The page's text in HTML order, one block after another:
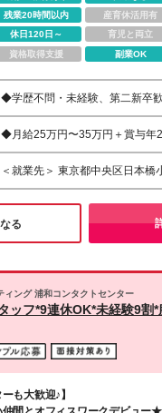
残業20時間以内 産育休活用有
休日120日～ 育児と両立
資格取得支援 副業OK
◆学歴不問・未経験、第二新卒
文字入力ができる方 ＼1つでも当てはまれば大歓迎！
／ □ 人間関係に悩まず自分のタ
マネージャーに挑戦したい □ ノ
苦手
◆月給25万円〜35万円＋賞与年
慮の上、決定いたします。 ※残
たします。 ※試用期間3ヶ月（
理」「新人教育」などの経験を
い金額からのスタートも可能で
＜就業先＞ 東京都中央区日本橋
社が業務を請け負っている就業
す。 ＜本社＞ 東京都豊島区南大塚2丁目22番5号
※(変更の範囲)上記を除く当社関
る
ィング 浦和コンタクトセンター
ッフ*9連休OK*未経験9割
も大歓迎♪】